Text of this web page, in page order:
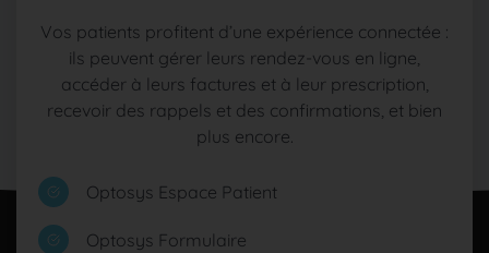
Vos patients profitent d’une expérience connectée :
ils peuvent gérer leurs rendez-vous en ligne,
accéder à leurs factures et à leur prescription,
recevoir des rappels et des confirmations, et bien
plus encore.
Optosys Espace Patient
Optosys Formulaire